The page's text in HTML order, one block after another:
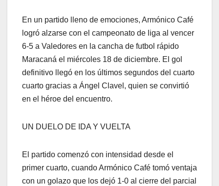
En un partido lleno de emociones, Armónico Café
logró alzarse con el campeonato de liga al vencer
6-5 a Valedores en la cancha de futbol rápido
Maracaná el miércoles 18 de diciembre. El gol
definitivo llegó en los últimos segundos del cuarto
cuarto gracias a Ángel Clavel, quien se convirtió
en el héroe del encuentro.
UN DUELO DE IDA Y VUELTA
El partido comenzó con intensidad desde el
primer cuarto, cuando Armónico Café tomó ventaja
con un golazo que los dejó 1-0 al cierre del parcial